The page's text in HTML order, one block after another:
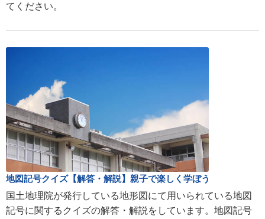
てください。
地図記号クイズ【解答・解説】親子で楽しく学ぼう
国土地理院が発行している地形図にて用いられている地図
記号に関するクイズの解答・解説をしています。地図記号